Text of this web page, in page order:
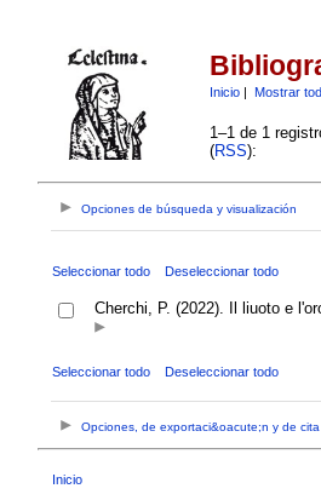
Inicio| Mostrar
1–1 de 1
(RSS):
Opciones de búsqueda y visualización
Seleccionar todo Deseleccionar todo
Cherchi, P. (2022). Il liuoto e
Seleccionar todo Deseleccionar todo
Opciones, de exportaci&oacute;n y de cita
Inicio